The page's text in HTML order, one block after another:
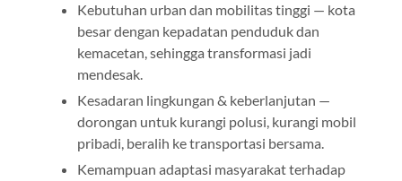
Kebutuhan urban dan mobilitas tinggi — kota
besar dengan kepadatan penduduk dan
kemacetan, sehingga transformasi jadi
mendesak.
Kesadaran lingkungan & keberlanjutan —
dorongan untuk kurangi polusi, kurangi mobil
pribadi, beralih ke transportasi bersama.
Kemampuan adaptasi masyarakat terhadap